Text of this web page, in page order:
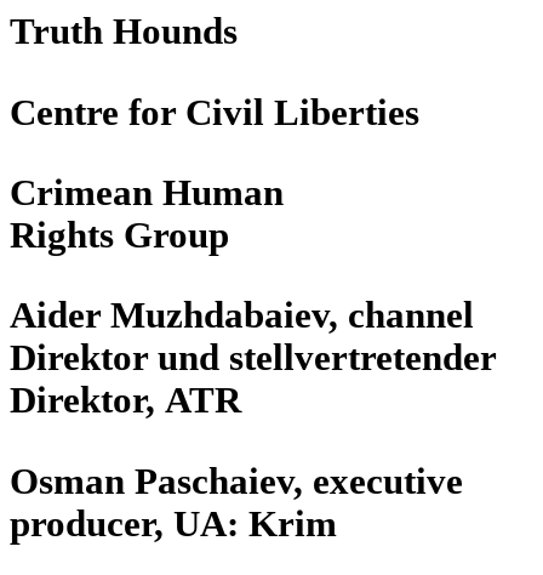
Truth Hounds
Centre for Civil Liberties
Crimean Human
Rights Group
Aider Muzhda­baiev, channel
Direk­tor und stell­ver­tre­ten­der
Direk­tor, ATR
Osman Paschaiev, exe­cu­tive
pro­du­cer, UA: Krim